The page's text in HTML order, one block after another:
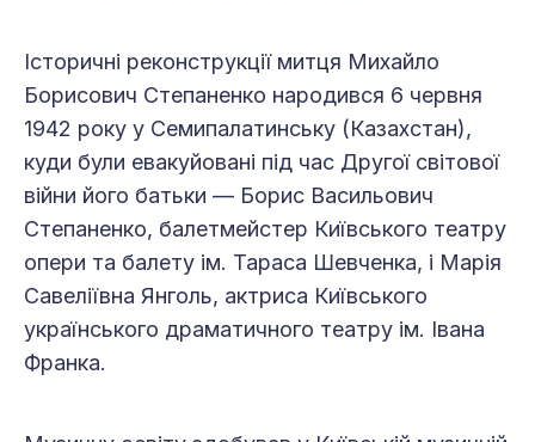
Історичні реконструкції митця Михайло
Борисович Степаненко народився 6 червня
1942 року у Семипалатинську (Казахстан),
куди були евакуйовані під час Другої світової
війни його батьки — Борис Васильович
Степаненко, балетмейстер Київського театру
опери та балету ім. Тараса Шевченка, і Марія
Савеліївна Янголь, актриса Київського
українського драматичного театру ім. Івана
Франка.